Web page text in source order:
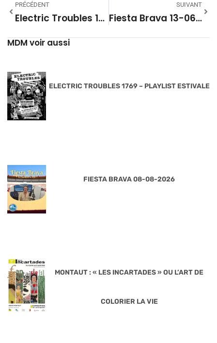
PRÉCÉDENT
Electric Troubles 1752 – DOPPLER
SUIVANT
Fiesta Brava 13-06-2026
MDM voir aussi
ELECTRIC TROUBLES 1769 – PLAYLIST ESTIVALE
FIESTA BRAVA 08-08-2026
MONTAUT : « LES INCARTADES » OU L’ART DE
COLORIER LA VIE